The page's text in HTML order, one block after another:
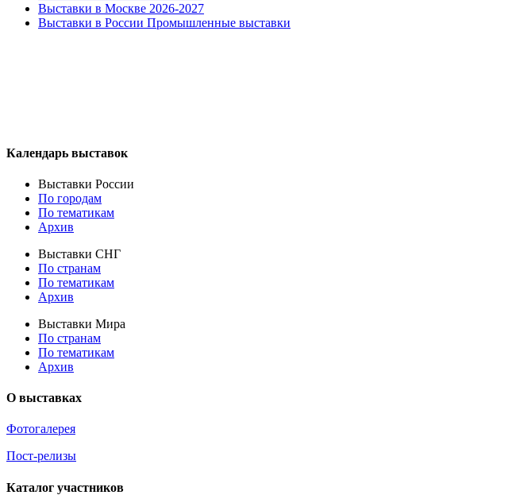
Выставки в Москве 2026-2027
Выставки в России Промышленные выставки
Календарь выставок
Выставки России
По городам
По тематикам
Архив
Выставки СНГ
По странам
По тематикам
Архив
Выставки Мира
По странам
По тематикам
Архив
О выставках
Фотогалерея
Пост-релизы
Каталог участников